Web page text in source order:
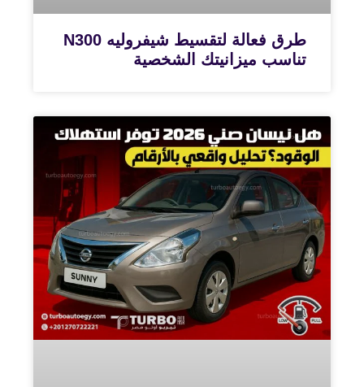
طرق فعالة لتقسيط شيفروليه N300
تناسب ميزانيتك الشخصية